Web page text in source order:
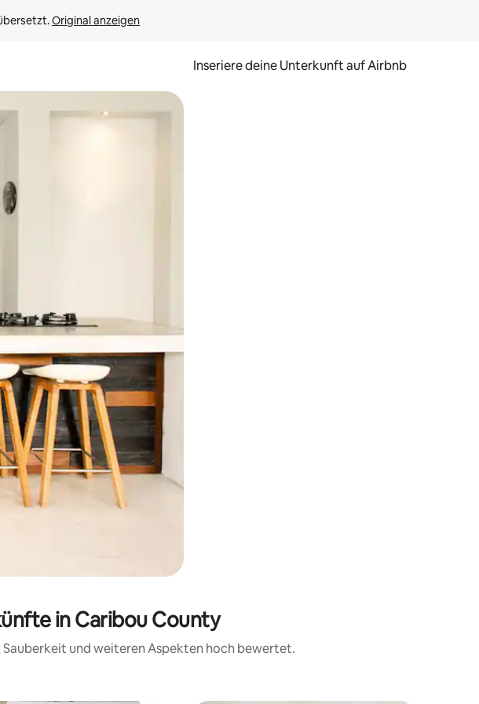
Original anzeigen
Inseriere deine Unterkunft auf Airbnb
die Ergebnisse durch Berühren oder Wischgesten.
in Caribou County
und weiteren Aspekten hoch bewertet.